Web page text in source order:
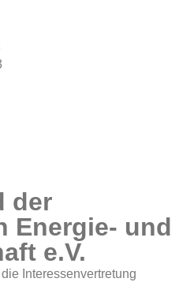
der
Energie- und
e.V.
Interessenvertretung